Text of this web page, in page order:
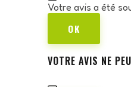
Votre avis a été
OK
VOTRE AVIS NE